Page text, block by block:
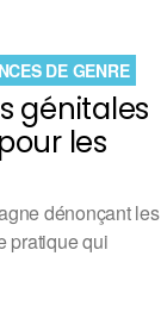
génitales
les
DE GENRE
dénonçant les
pratique qui